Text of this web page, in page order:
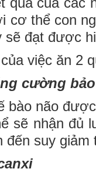
cơ thể con
đạt được
việc ăn 2
cường
bào não
sẽ nhận đủ
đến suy